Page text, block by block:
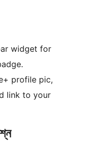
widget for
profile pic,
link to your